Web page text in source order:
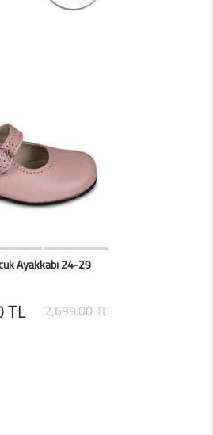
Favorilerim
Ayakkabı 24-29
TL 2,699.00 TL